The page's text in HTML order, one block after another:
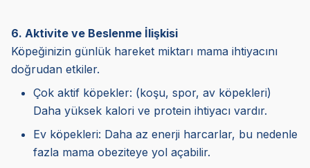
6. Aktivite ve Beslenme İlişkisi
Köpeğinizin günlük hareket miktarı mama ihtiyacını
doğrudan etkiler.
Çok aktif köpekler: (koşu, spor, av köpekleri)
Daha yüksek kalori ve protein ihtiyacı vardır.
Ev köpekleri: Daha az enerji harcarlar, bu nedenle
fazla mama obeziteye yol açabilir.